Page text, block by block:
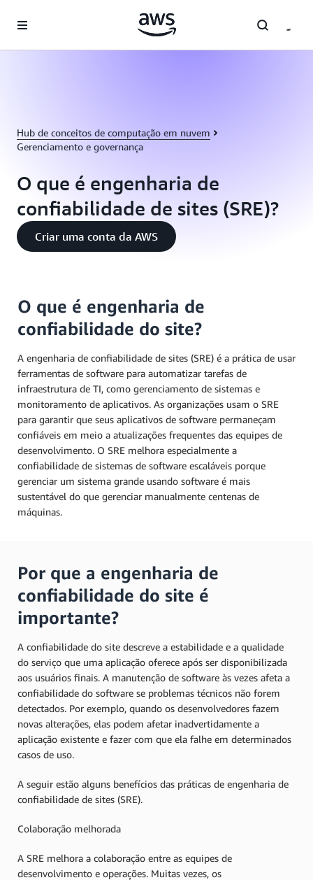
Pular para o conteúdo principal
Hub de conceitos de computação em nuvem
Gerenciamento e governança
O que é engenharia de
confiabilidade de sites (SRE)?
Criar uma conta da AWS
O que é engenharia de
confiabilidade do site?
A engenharia de confiabilidade de sites (SRE) é a prática de usar
ferramentas de software para automatizar tarefas de
infraestrutura de TI, como gerenciamento de sistemas e
monitoramento de aplicativos. As organizações usam o SRE
para garantir que seus aplicativos de software permaneçam
confiáveis em meio a atualizações frequentes das equipes de
desenvolvimento. O SRE melhora especialmente a
confiabilidade de sistemas de software escaláveis porque
gerenciar um sistema grande usando software é mais
sustentável do que gerenciar manualmente centenas de
máquinas.
Por que a engenharia de
confiabilidade do site é
importante?
A confiabilidade do site descreve a estabilidade e a qualidade
do serviço que uma aplicação oferece após ser disponibilizada
aos usuários finais. A manutenção de software às vezes afeta a
confiabilidade do software se problemas técnicos não forem
detectados. Por exemplo, quando os desenvolvedores fazem
novas alterações, elas podem afetar inadvertidamente a
aplicação existente e fazer com que ela falhe em determinados
casos de uso.
A seguir estão alguns benefícios das práticas de engenharia de
confiabilidade de sites (SRE).
Colaboração melhorada
A SRE melhora a colaboração entre as equipes de
desenvolvimento e operações. Muitas vezes, os